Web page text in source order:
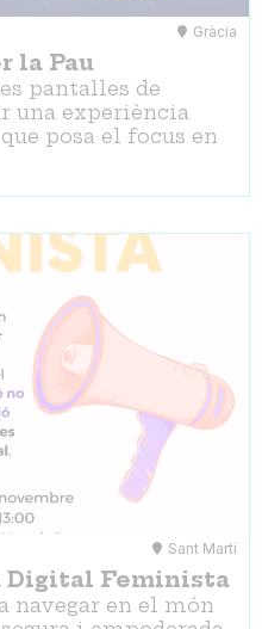
Gràcia
la Pau
pantalles de
una experiència
posa el focus en
Sant Martí
Digital Feminista
navegar en el món